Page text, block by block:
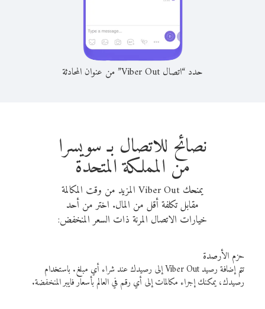
حدد “اتصال Viber Out” من عنوان المحادثة
نصائح للاتصال بـ سويسرا
من المملكة المتحدة
يمنحك Viber Out المزيد من وقت المكالمة
مقابل تكلفة أقل من المال. اختر من أحد
خيارات الاتصال المرنة ذات السعر المنخفض:
حزم الأرصدة
تتم إضافة رصيد Viber Out إلى رصيدك عند شراء أي مبلغ. باستخدام
رصيدك، يمكنك إجراء مكالمات إلى أي رقم في العالم بأسعار فايبر المنخفضة.